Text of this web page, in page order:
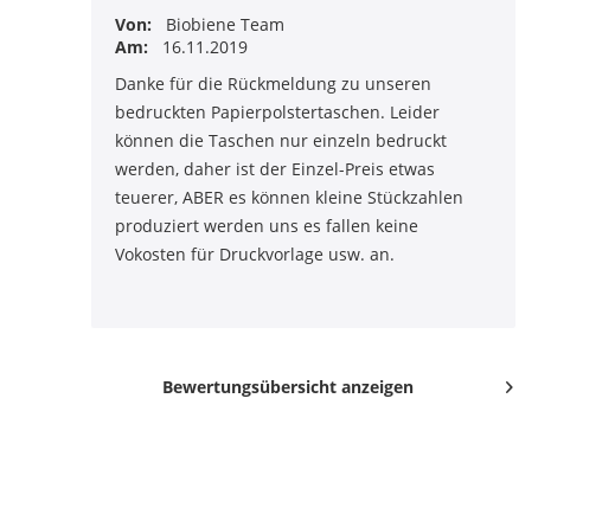
Von:
Biobiene Team
Am:
16.11.2019
Danke für die Rückmeldung zu unseren
bedruckten Papierpolstertaschen. Leider
können die Taschen nur einzeln bedruckt
werden, daher ist der Einzel-Preis etwas
teuerer, ABER es können kleine Stückzahlen
produziert werden uns es fallen keine
Vokosten für Druckvorlage usw. an.
Bewertungsübersicht anzeigen